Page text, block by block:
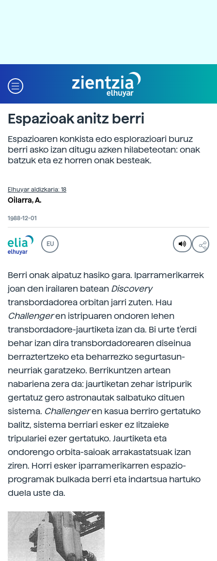
Espazioak anitz berri
Espazioaren konkista edo esplorazioari buruz
berri asko izan ditugu azken hilabeteotan: onak
batzuk eta ez horren onak besteak.
Elhuyar aldizkaria: 18
Oilarra, A.
1988-12-01
EU
Berri onak aipatuz hasiko gara. Iparramerikarrek
joan den irailaren batean Discovery
transbordadorea orbitan jarri zuten. Hau
Challengeren istripuaren ondoren lehen
transbordadore-jaurtiketa izan da. Bi urte t'erdi
behar izan dira transbordadorearen diseinua
berraztertzeko eta beharrezko segurtasun-
neurriak garatzeko. Berrikuntzen artean
nabariena zera da: jaurtiketan zehar istripurik
gertatuz gero astronautak salbatuko dituen
sistema. Challengeren kasua berriro gertatuko
balitz, sistema berriari esker ez litzaieke
tripulariei ezer gertatuko. Jaurtiketa eta
ondorengo orbita-saioak arrakastatsuak izan
ziren. Horri esker iparramerikarren espazio-
programak bulkada berri eta indartsua hartuko
duela uste da.